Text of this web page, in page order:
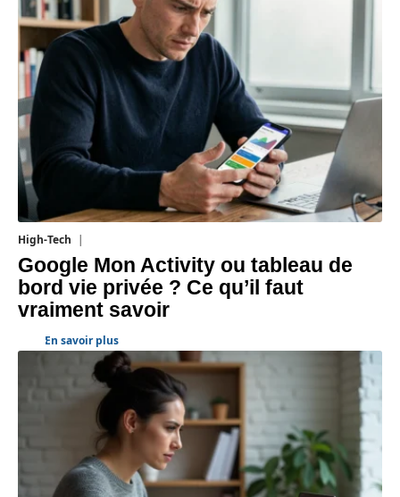
High-Tech
Google Mon Activity ou tableau de
bord vie privée ? Ce qu’il faut
vraiment savoir
En savoir plus